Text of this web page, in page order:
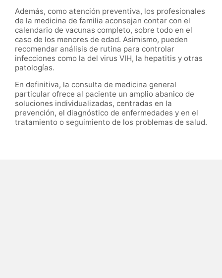
Además, como atención preventiva, los profesionales
de la medicina de familia aconsejan contar con el
calendario de vacunas completo, sobre todo en el
caso de los menores de edad. Asimismo, pueden
recomendar análisis de rutina para controlar
infecciones como la del virus VIH, la hepatitis y otras
patologías.
En definitiva, la consulta de medicina general
particular ofrece al paciente un amplio abanico de
soluciones individualizadas, centradas en la
prevención, el diagnóstico de enfermedades y en el
tratamiento o seguimiento de los problemas de salud.